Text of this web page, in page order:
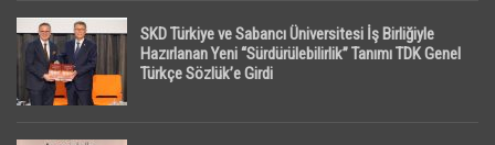
SKD Türkiye ve Sabancı Üniversitesi İş Birliğiyle
Hazırlanan Yeni “Sürdürülebilirlik” Tanımı TDK Genel
Türkçe Sözlük’e Girdi